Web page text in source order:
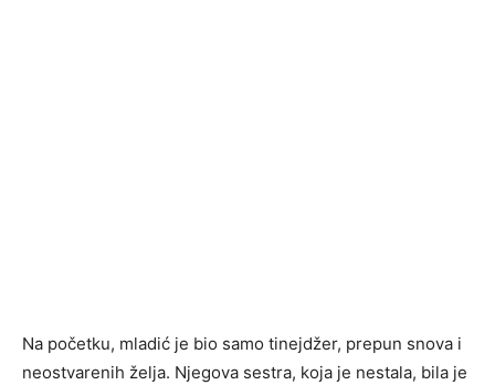
Na početku, mladić je bio samo tinejdžer, prepun snova i
neostvarenih želja. Njegova sestra, koja je nestala, bila je